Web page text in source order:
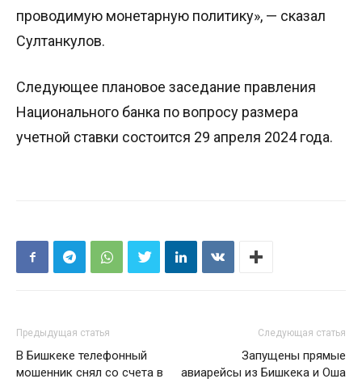
проводимую монетарную политику», — сказал
Султанкулов.
Следующее плановое заседание правления
Национального банка по вопросу размера
учетной ставки состоится 29 апреля 2024 года.
Предыдущая статья
В Бишкеке телефонный
мошенник снял со счета в
Следующая статья
Запущены прямые
авиарейсы из Бишкека и Оша